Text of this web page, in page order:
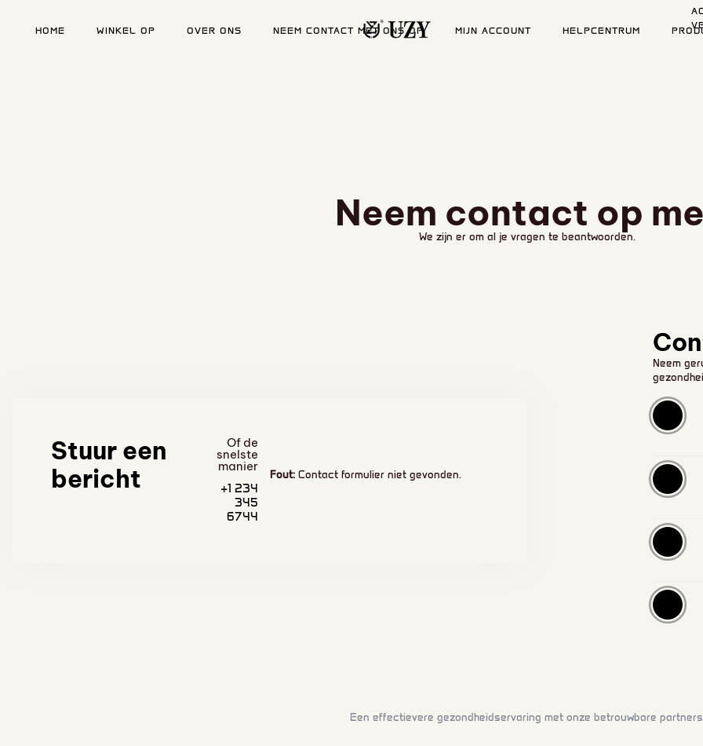
HOME WINKEL OP OVER ONS NEEM CONTACT MET ONS OP MIJN ACCOUNT HELPCENTRUM
Neem contact op
We zijn er om al je vragen te beantwoorden.
Stuur een
bericht
Of de
snelste
manier
+1 234
345
6744
Fout:Contact formulier niet gevonden.
Neem
Een effectievere gezondheidservaring met onze betrouwbare